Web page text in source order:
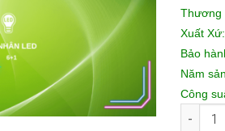
Thương
Xuất
Bảo
Năm
Công
Đèn Bi